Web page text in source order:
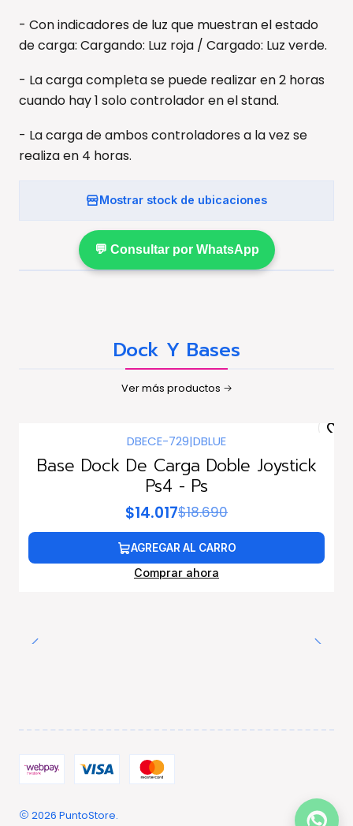
- Con indicadores de luz que muestran el estado
de carga: Cargando: Luz roja / Cargado: Luz verde.
- La carga completa se puede realizar en 2 horas
cuando hay 1 solo controlador en el stand.
- La carga de ambos controladores a la vez se
realiza en 4 horas.
Mostrar stock de ubicaciones
💬 Consultar por WhatsApp
Dock Y Bases
Ver más productos
DBECE-729|DBLUE
Base Dock De Carga Doble Joystick
Ps4 - Ps
$14.017$18.690
AGREGAR AL CARRO
Comprar ahora
2026 PuntoStore.